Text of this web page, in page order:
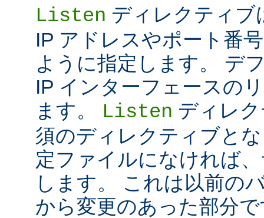
Listen ディレクティブ
IP アドレスやポート番
ように指定します。 デ
IP インターフェースの
ます。
Listen ディレ
須のディレクティブと
定ファイルになければ
します。 これは以前の
から変更のあった部分